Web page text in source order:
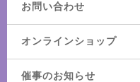
お問い合わせ
オンラインショップ
催事のお知らせ